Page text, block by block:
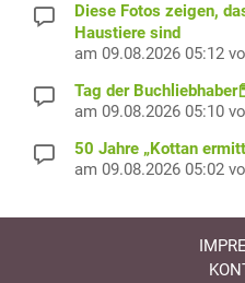
Diese Fotos zeigen,
Haustiere sind
am 09.08.2026 05:12
Tag der
am 09.08.2026 05:10
50 Jahre „Kottan
am 09.08.2026 05:02